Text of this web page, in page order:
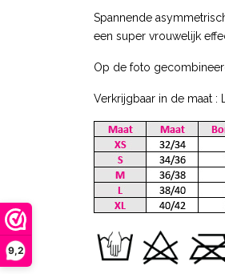
9,2
Spannende
een super vrouwelijk
Op de foto
Verkrijgbaar in de maat : L